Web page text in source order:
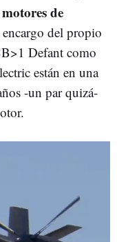
de
del propio
Defant como
están en una
-un par quizá-